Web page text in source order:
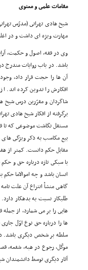
مقامات علمى و معنوى
شیخ هادى تهرانى (مدرّس
مهارت ویژه اى داشت و در
وى در فقه، اصول و حکمت،
باشد. در باب روایات مندرج
آن ها را حجت قرار داد،
افکارش را تدوین کرده
شاگردان و مقرّرین درس شیخ
برگرفته از افکار شیخ هادى
مستقل نگاشت موضوعى که تا
بیع مکاسب به ذکر ویژگى
مقابل حکم دانست. کمتر از
با سبکى تازه درباره حق و
انسان باشد و چه اموالاما
گاهى منشأ انتزاع آن علت
طلبکار نسبت به بدهکار
هایى را بر مى شمارد، از جمله
ها را درباره حق نوع اوّل
سلطه بر شخص دیگرى باشد.
موکّل، رجوع در هبه، شفعه،
آثار دیگرى توسط دانشمندان